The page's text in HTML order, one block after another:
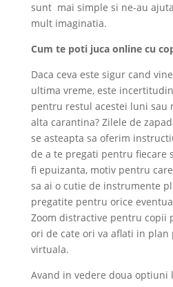
sunt mai simple si ne-au
mult imaginatia.
Cum te poti juca online cu
Daca ceva este sigur cand
ultima vreme, este
pentru restul acestei luni sau
alta carantina? Zilele de
se asteapta sa oferim
de a te pregati pentru fiecare
fi epuizanta, motiv pentru
sa ai o cutie de instrumente
pregatite pentru orice
Zoom distractive pentru copii
ori de cate ori va aflati in
virtuala.
Avand in vedere doua optiuni